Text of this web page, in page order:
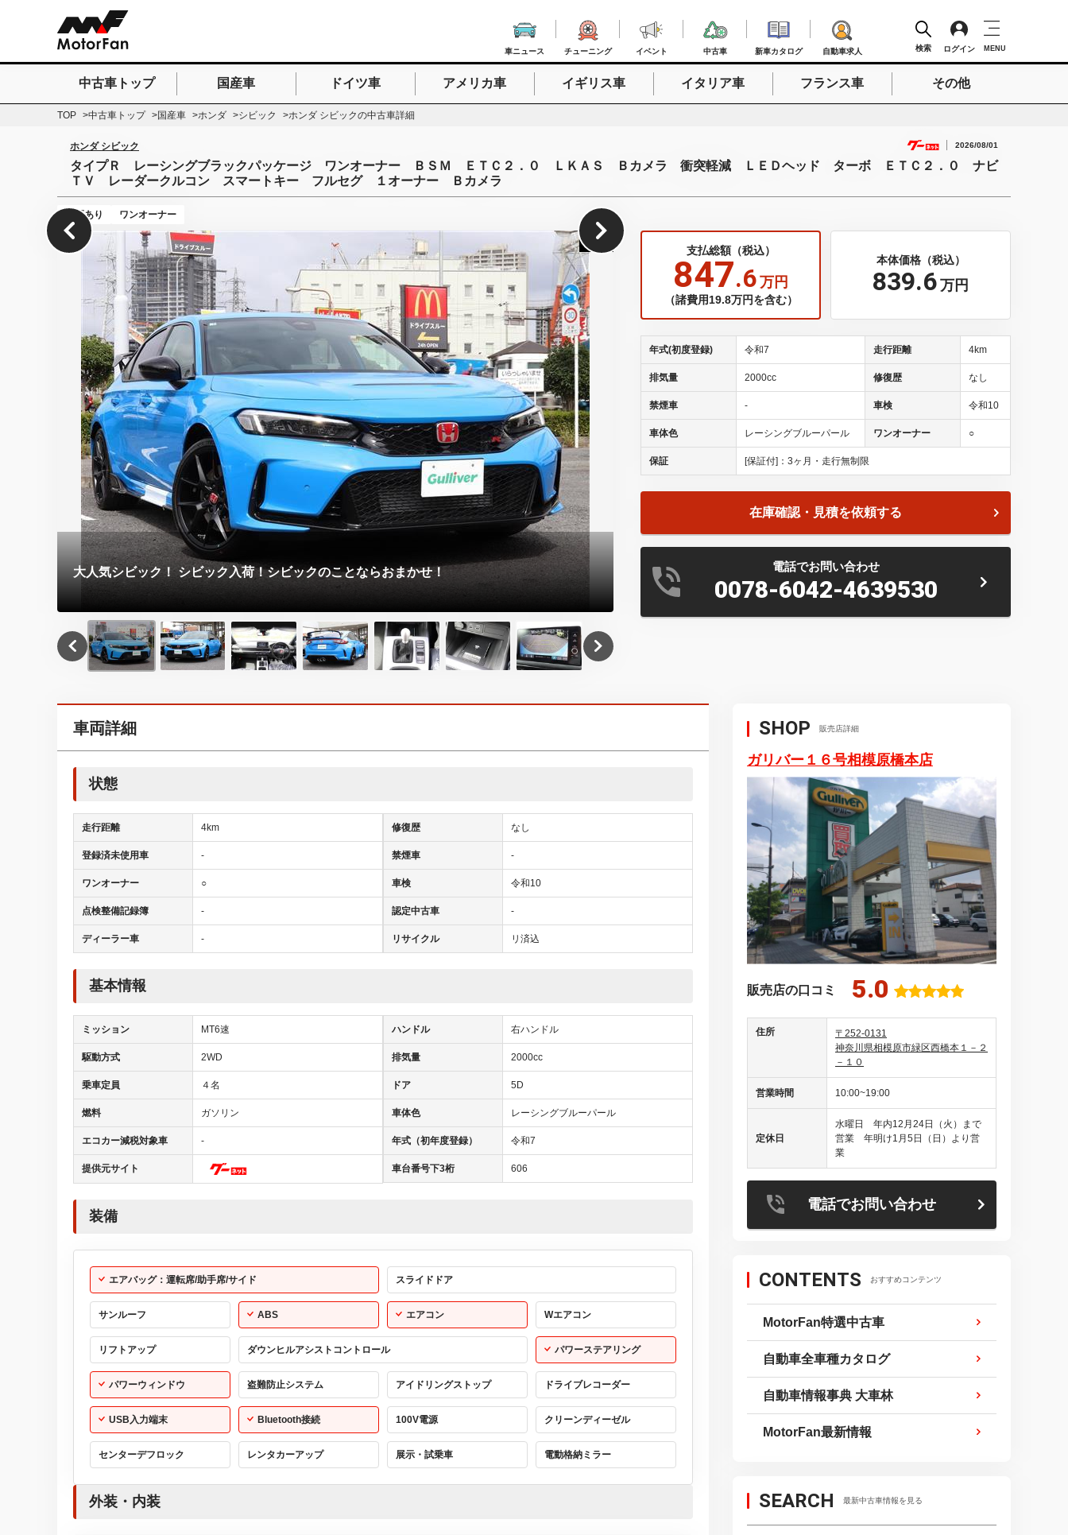
車ニュース チューニング イベント 中古車 新車カタログ 自動車求人 検索 ログイン MENU
検索したいキーワードを入力
中古車トップ 国産車 ドイツ車 アメリカ車 イギリス車 イタリア車 フランス車 その他
TOP 中古車トップ 国産車 ホンダ シビック ホンダ シビックの中古車詳細
ホンダ シビック 2026/08/01
タイプＲ レーシングブラックパッケージ ワンオーナー ＢＳＭ ＥＴＣ２．０ ＬＫＡＳ Ｂカメラ 衝突軽減 ＬＥＤヘッド ターボ ＥＴＣ２．０ ナビ
ＴＶ レーダークルコン スマートキー フルセグ １オーナー Ｂカメラ
保証あり ワンオーナー
大人気シビック！ シビック入荷！シビックのことならおまかせ！ この度はガリバーの在庫をご覧頂きまして、有り難う御座います。
43
支払総額（税込）
847.6 万円
（諸費用19.8万円を含む）
本体価格（税込）
839.6 万円
年式(初度登録) 令和7 走行距離 4km
排気量 2000cc 修復歴 なし
禁煙車 - 車検 令和10
車体色 レーシングブルーパール ワンオーナー ○
保証 [保証付]：3ヶ月・走行無制限
在庫確認・見積を依頼する
電話でお問い合わせ
0078-6042-4639530
車両詳細
状態
走行距離 4km
登録済未使用車 -
ワンオーナー ○
点検整備記録簿 -
ディーラー車 -
修復歴 なし
禁煙車 -
車検 令和10
認定中古車 -
リサイクル リ済込
基本情報
ミッション MT6速
駆動方式 2WD
乗車定員 ４名
燃料 ガソリン
エコカー減税対象車 -
提供元サイト
ハンドル 右ハンドル
排気量 2000cc
ドア 5D
車体色 レーシングブルーパール
年式（初年度登録） 令和7
車台番号下3桁 606
装備
エアバッグ：運転席/助手席/サイド スライドドア
サンルーフ ABS エアコン Wエアコン
リフトアップ ダウンヒルアシストコントロール パワーステアリング
パワーウィンドウ 盗難防止システム アイドリングストップ ドライブレコーダー
USB入力端末 Bluetooth接続 100V電源 クリーンディーゼル
センターデフロック レンタカーアップ 展示・試乗車 電動格納ミラー
外装・内装
SHOP 販売店詳細
ガリバー１６号相模原橋本店
販売店の口コミ 5.0
住所
〒252-0131
神奈川県相模原市緑区西橋本１－２
－１０
営業時間 10:00~19:00
定休日
水曜日 年内12月24日（火）まで
営業 年明け1月5日（日）より営
業
電話でお問い合わせ
CONTENTS おすすめコンテンツ
MotorFan特選中古車
自動車全車種カタログ
自動車情報事典 大車林
MotorFan最新情報
SEARCH 最新中古車情報を見る